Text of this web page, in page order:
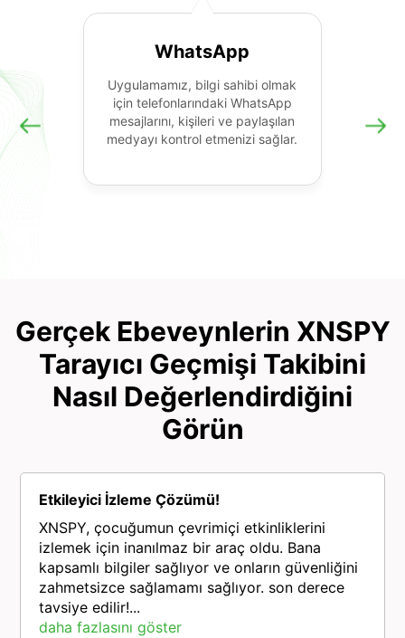
WhatsApp
Uygulamamız, bilgi sahibi olmak
için telefonlarındaki WhatsApp
mesajlarını, kişileri ve paylaşılan
medyayı kontrol etmenizi sağlar.
Gerçek Ebeveynlerin XNSPY
Tarayıcı Geçmişi Takibini
Nasıl Değerlendirdiğini
Görün
Etkileyici İzleme Çözümü!
XNSPY, çocuğumun çevrimiçi etkinliklerini
izlemek için inanılmaz bir araç oldu. Bana
kapsamlı bilgiler sağlıyor ve onların güvenliğini
zahmetsizce sağlamamı sağlıyor. son derece
tavsiye edilir!...
daha fazlasını göster